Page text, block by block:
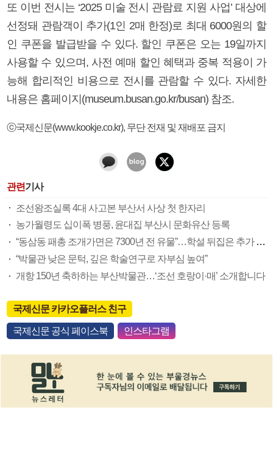
또 이번 전시는 ‘2025 미술 전시 관람료 지원 사업’ 대상에
선정돼 관람객이 추가(1인 2매 한정)로 최대 6000원의 할
인 쿠폰을 발급받을 수 있다. 할인 쿠폰은 오는 19일까지
사용할 수 있으며, 사전 예매 할인 혜택과 중복 적용이 가
능해 합리적인 비용으로 전시를 관람할 수 있다. 자세한
내용은 홈페이지(museum.busan.go.kr/busan) 참조.
ⓒ국제신문(www.kookje.co.kr), 무단 전재 및 재배포 금지
관련기사
조선왕조실록 4대 사고본 부산서 사상 첫 한자리
농가월령도 십이폭 병풍, 윤대집 부산시 문화유산 등록
“동삼동 패총 조개가면은 7300년 전 유물”…학설 뒤집은 추가 조사
“박물관 낮은 문턱, 깊은 학술연구로 자부심 높여”
개항 150년 축하하는 부산박물관…‘조선 호랑이·매’ 소개합니다
국제신문 카카오플러스 친구
국제신문 공식 페이스북 인스타그램